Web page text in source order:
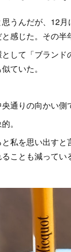
うんだが、12
感じた。その
して「ブラン
ていた。
通りの向かい側
。
私を思い出す
ことも減って